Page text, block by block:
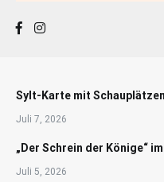
Sylt-Karte mit
Juli 7, 2026
„Der Schrein der Könige“
Juli 5, 2026